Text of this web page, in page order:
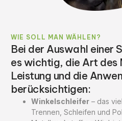
WIE SOLL MAN WÄHLEN?
Bei der Auswahl einer
es wichtig, die Art des
Leistung und die
berücksichtigen:
Winkelschleifer – das
Trennen, Schleifen und